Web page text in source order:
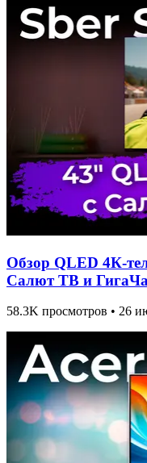
Обзор QLED 4К-
Салют ТВ и
58.3K просмотров • 26